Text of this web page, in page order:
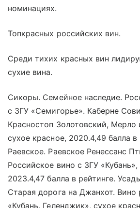
номинациях.
Топкрасных российских вин.
Среди тихих красных вин
сухие вина.
Сикоры. Семейное наследие.
с ЗГУ «Семигорье». Каберне
Красностоп Золотовский, Мерло
сухое красное, 2020.4,49 балла в
Раевское. Раевское Ренессанс
Российское вино с ЗГУ
2023.4,47 балла в рейтинге.
Старая дорога на Джанхот. Вино
«Кубань. Геленджик», сухое